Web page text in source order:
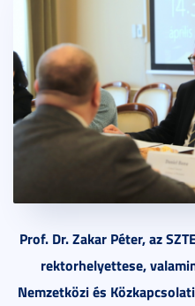
Prof. Dr. Zakar Péter, az
rektorhelyettese,
Nemzetközi és